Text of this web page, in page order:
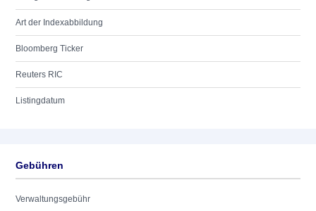
Art der Indexabbildung
Bloomberg Ticker
Reuters RIC
Listingdatum
Gebühren
Verwaltungsgebühr